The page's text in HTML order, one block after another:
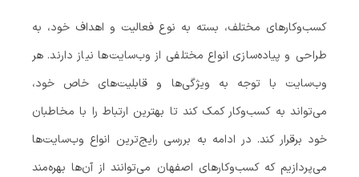
کسب‌وکارهای مختلف، بسته به نوع فعالیت و اهداف خود، به
طراحی و پیاده‌سازی انواع مختلفی از وب‌سایت‌ها نیاز دارند. هر
وب‌سایت با توجه به ویژگی‌ها و قابلیت‌های خاص خود،
می‌تواند به کسب‌وکار کمک کند تا بهترین ارتباط را با مخاطبان
خود برقرار کند. در ادامه به بررسی رایج‌ترین انواع وب‌سایت‌ها
می‌پردازیم که کسب‌وکارهای اصفهان می‌توانند از آن‌ها بهره‌مند